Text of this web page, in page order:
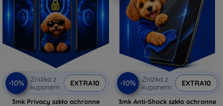
-10%
Zniżka z
kuponem
EXTRA10
3mk Privacy szkło ochronne
-10%
Zniżka z
kuponem
EXTRA10
3mk Anti-Shock szkło ochronne